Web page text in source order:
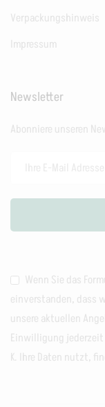
Verpackungshinweis
Impressum
Newsletter
Abonniere unseren
Wenn Sie das
einverstanden, dass
unsere aktuellen
Einwilligung jederzeit
K. Ihre Daten nutzt,